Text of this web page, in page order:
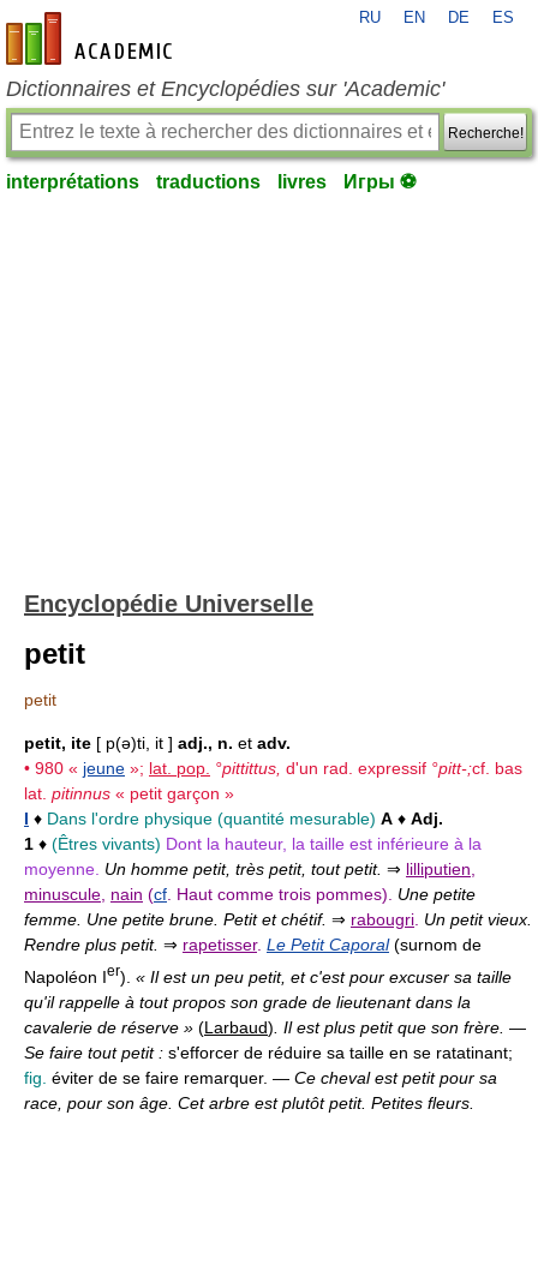
fr-academic.com
RU EN DE ES
Dictionnaires et Encyclopédies sur 'Academic'
Recherche!
interprétations traductions livres Игры ⚽
Encyclopédie Universelle
petit
petit
petit, ite [ p(ə)ti, it ] adj., n. et adv.
• 980 « jeune »; lat. pop. °pittittus, d'un rad. expressif °pitt-;cf. bas
lat. pitinnus « petit garçon »
I ♦ Dans l'ordre physique (quantité mesurable) A ♦ Adj.
1 ♦ (Êtres vivants) Dont la hauteur, la taille est inférieure à la
moyenne. Un homme petit, très petit, tout petit. ⇒ lilliputien
minuscule nain (cf . Haut comme trois pommes). Une petite
femme. Une petite brune. Petit et chétif. ⇒ rabougri Un petit vieux.
Rendre plus petit. ⇒ rapetisser. Le Petit Caporal (surnom de
Napoléon Ier). « Il est un peu petit, et c'est pour excuser sa taille
qu'il rappelle à tout propos son grade de lieutenant dans la
cavalerie de réserve » (Larbaud) . Il est plus petit que son frère. —
Se faire tout petit : s'efforcer de réduire sa taille en se ratatinant;
fig. éviter de se faire remarquer. — Ce cheval est petit pour sa
race, pour son âge. Cet arbre est plutôt petit. Petites fleurs.